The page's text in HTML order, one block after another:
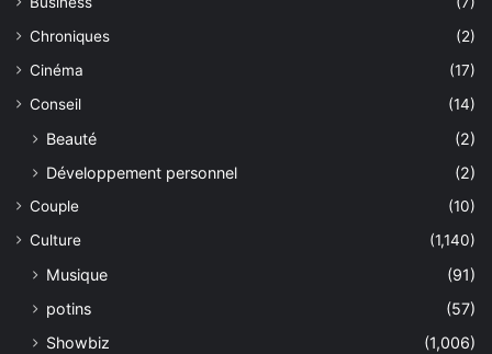
Chroniques
(2)
Cinéma
(17)
Conseil
(14)
Beauté
(2)
Développement personnel
(2)
Couple
(10)
Culture
(1,140)
Musique
(91)
potins
(57)
Showbiz
(1,006)